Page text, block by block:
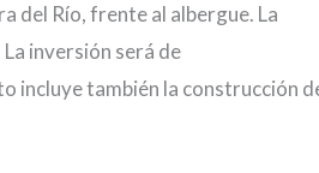
del Río, frente al albergue. La
inversión será de
incluye también la construcción